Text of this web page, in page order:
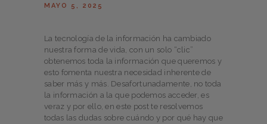
MAYO 5, 2025
La tecnología de la información ha cambiado
nuestra forma de vida, con un solo “clic”
obtenemos toda la información que queremos y
esto fomenta nuestra necesidad inherente de
saber más y más. Desafortunadamente, no toda
la información a la que podemos acceder, es
veraz y por ello, en este post te resolvemos
todas las dudas sobre cuándo y por qué hay que